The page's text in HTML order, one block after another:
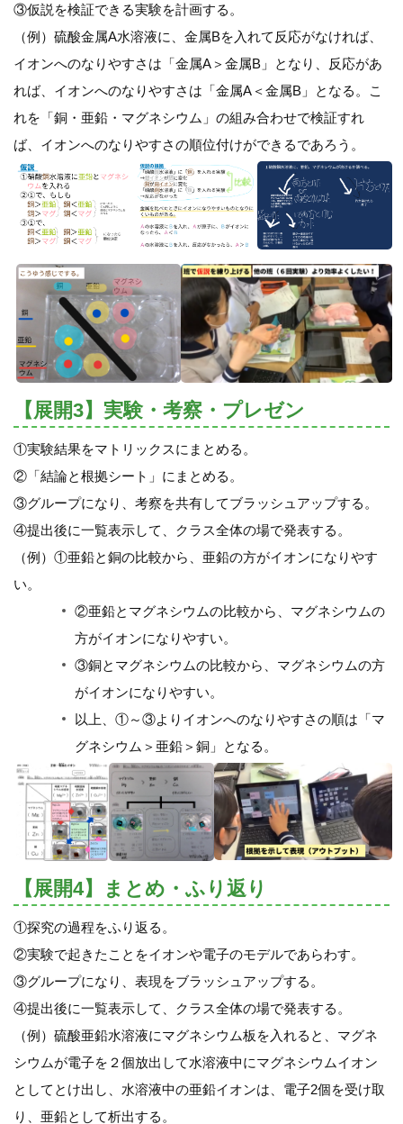
③仮説を検証できる実験を計画する。
（例）硫酸金属A水溶液に、金属Bを入れて反応がなければ、
イオンへのなりやすさは「金属A＞金属B」となり、反応があ
れば、イオンへのなりやすさは「金属A＜金属B」となる。こ
れを「銅・亜鉛・マグネシウム」の組み合わせで検証すれ
ば、イオンへのなりやすさの順位付けができるであろう。
【展開3】実験・考察・プレゼン
①実験結果をマトリックスにまとめる。
②「結論と根拠シート」にまとめる。
③グループになり、考察を共有してブラッシュアップする。
④提出後に一覧表示して、クラス全体の場で発表する。
（例）①亜鉛と銅の比較から、亜鉛の方がイオンになりやす
い。
②亜鉛とマグネシウムの比較から、マグネシウムの
方がイオンになりやすい。
③銅とマグネシウムの比較から、マグネシウムの方
がイオンになりやすい。
以上、①～③よりイオンへのなりやすさの順は「マ
グネシウム＞亜鉛＞銅」となる。
【展開4】まとめ・ふり返り
①探究の過程をふり返る。
②実験で起きたことをイオンや電子のモデルであらわす。
③グループになり、表現をブラッシュアップする。
④提出後に一覧表示して、クラス全体の場で発表する。
（例）硫酸亜鉛水溶液にマグネシウム板を入れると、マグネ
シウムが電子を２個放出して水溶液中にマグネシウムイオン
としてとけ出し、水溶液中の亜鉛イオンは、電子2個を受け取
り、亜鉛として析出する。